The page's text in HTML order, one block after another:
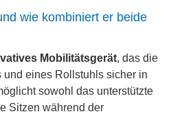
wie kombiniert er beide
Mobilitätsgerät, das die
eines Rollstuhls sicher in
sowohl das unterstützte
Sitzen während der